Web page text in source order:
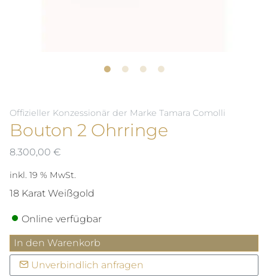
Offizieller Konzessionär der Marke Tamara Comolli
Bouton 2 Ohrringe
8.300,00 €
inkl. 19 % MwSt.
18 Karat Weißgold
Online verfügbar
Bouton
2
Ohrringe
In den Warenkorb
Unverbindlich anfragen